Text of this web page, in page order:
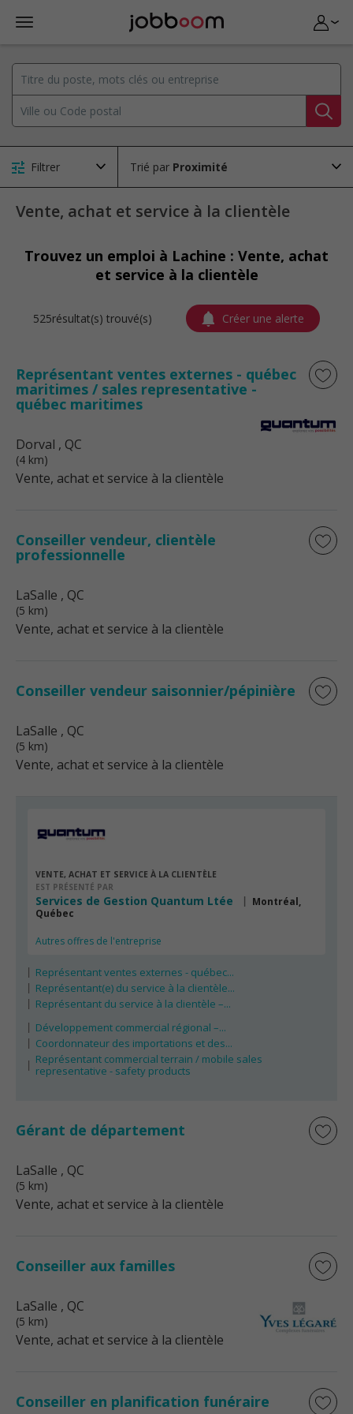
Filtrer Trié par
Vente, achat et service à la clientèle
Trouvez un emploi à Lachine : Vente, achat
et service à la clientèle
525résultat(s) trouvé(s) Créer une alerte
Représentant ventes externes - québec
maritimes / sales representative -
québec maritimes
Dorval , QC
(4 km)
Vente, achat et service à la clientèle
Conseiller vendeur, clientèle
professionnelle
LaSalle , QC
(5 km)
Vente, achat et service à la clientèle
Conseiller vendeur saisonnier/pépinière
LaSalle , QC
(5 km)
Vente, achat et service à la clientèle
VENTE, ACHAT ET SERVICE À LA CLIENTÈLE
EST PRÉSENTÉ PAR
Services de Gestion Quantum Ltée
Montréal,
Québec
Autres offres de l'entreprise
Représentant ventes externes - québec...
Représentant(e) du service à la clientèle...
Représentant du service à la clientèle –...
Développement commercial régional –...
Coordonnateur des importations et des...
Représentant commercial terrain / mobile sales
representative - safety products
Gérant de département
LaSalle , QC
(5 km)
Vente, achat et service à la clientèle
Conseiller aux familles
LaSalle , QC
(5 km)
Vente, achat et service à la clientèle
Conseiller en planification funéraire